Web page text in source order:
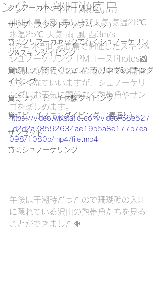
クリアーカヤックツーリング
サップ（スタンドアップパドル ）
貸切クリアーカヤックで行くシュノーケリン
グ&スキンダイビング
貸切サップで行くシュノーケリング&スキンダ
イビング
貸切ツアービーチ体験ダイビング
貸切ビーチスキンダイビング （素潜り）
サンセット
貸切シュノーケリング
ング 本部町瀬底島
沖縄本島本部 海況及び天気 気温26℃
水温25℃ 天気 雨 風 西3m/s
5/24 本部町瀬底島で開催したスキン&
シュノーケリング PMコースPhotos📸
沖縄は梅雨入りのため雨の中での開催
が多くなていいますが、シュノーケリ
ングはお天気に関係なく熱帯魚やサン
ゴを楽しめます。
https://video.wixstatic.com/video/68e527
_d2d2a78592634ae19b5a8e177b7ea
098/1080p/mp4/file.mp4
午後は干潮時だったので珊瑚礁の入江
に隠れている沢山の熱帯魚たちを見る
ことができました🐠